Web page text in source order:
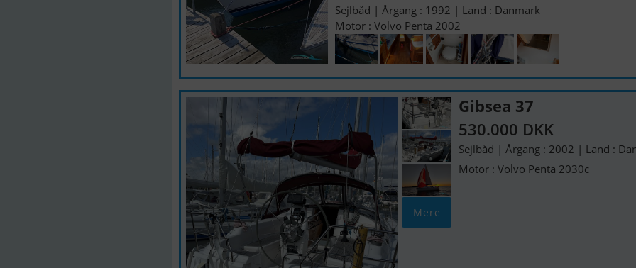
Sejlbåd | Årgang : 1992 | Land : Danmark
Motor : Volvo Penta 2002
Mere
Gibsea 37
530.000 DKK
Sejlbåd | Årgang : 2002 | Land :
Motor : Volvo Penta 2030c